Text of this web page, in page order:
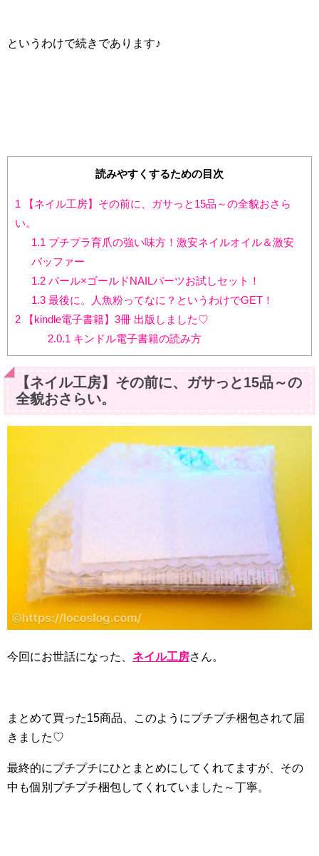
というわけで続きであります♪
読みやすくするための目次
1 【ネイル工房】その前に、ガサっと15品～の全貌おさら
い。
1.1 プチプラ育爪の強い味方！激安ネイルオイル＆激安
バッファー
1.2パール×ゴールドNAILパーツお試しセット！
1.3最後に。人魚粉ってなに？というわけでGET！
2 【kindle電子書籍】3冊 出版しました♡
2.0.1 キンドル電子書籍の読み方
【ネイル工房】その前に、ガサっと15品～の
全貌おさらい。
今回にお世話になった、 ネイル工房さん。
まとめて買った15商品、このようにプチプチ梱包されて届
きました♡
最終的にプチプチにひとまとめにしてくれてますが、その
中も個別プチプチ梱包してくれていました～丁寧。